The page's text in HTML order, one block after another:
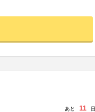
あと 11 日